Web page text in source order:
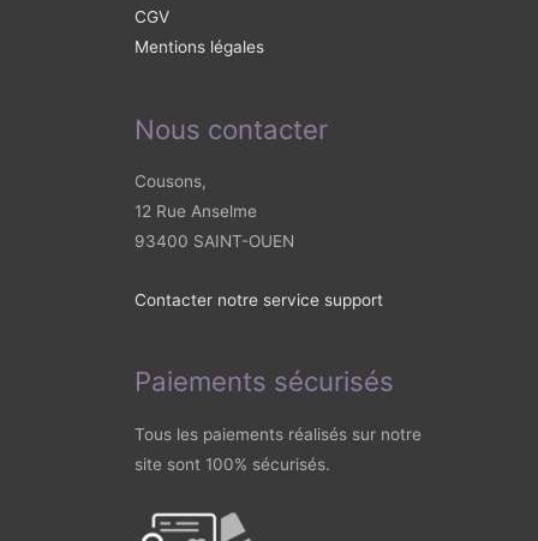
CGV
Mentions légales
Nous contacter
Cousons,
12 Rue Anselme
93400 SAINT-OUEN
Contacter notre service support
Paiements sécurisés
Tous les paiements réalisés sur notre
site sont 100% sécurisés.